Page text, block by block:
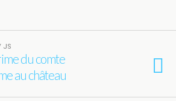
JS
du comte
au château